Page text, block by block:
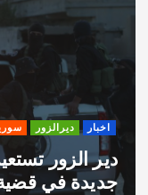
اخبار ديرالزور
دير الزور
جديدة في